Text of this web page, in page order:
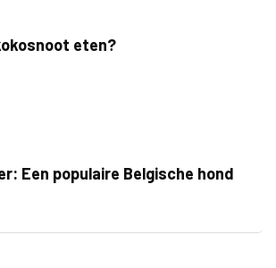
eten?
Een populaire Belgische hond